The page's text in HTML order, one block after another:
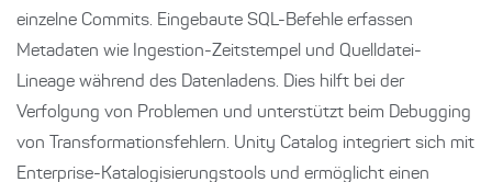
einzelne Commits. Eingebaute SQL-Befehle erfassen
Metadaten wie Ingestion-Zeitstempel und Quelldatei-
Lineage während des Datenladens. Dies hilft bei der
Verfolgung von Problemen und unterstützt beim Debugging
von Transformationsfehlern. Unity Catalog integriert sich mit
Enterprise-Katalogisierungstools und ermöglicht einen